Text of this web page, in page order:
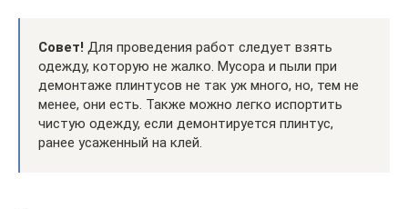
Совет! Для проведения работ следует взять
одежду, которую не жалко. Мусора и пыли при
демонтаже плинтусов не так уж много, но, тем не
менее, они есть. Также можно легко испортить
чистую одежду, если демонтируется плинтус,
ранее усаженный на клей.